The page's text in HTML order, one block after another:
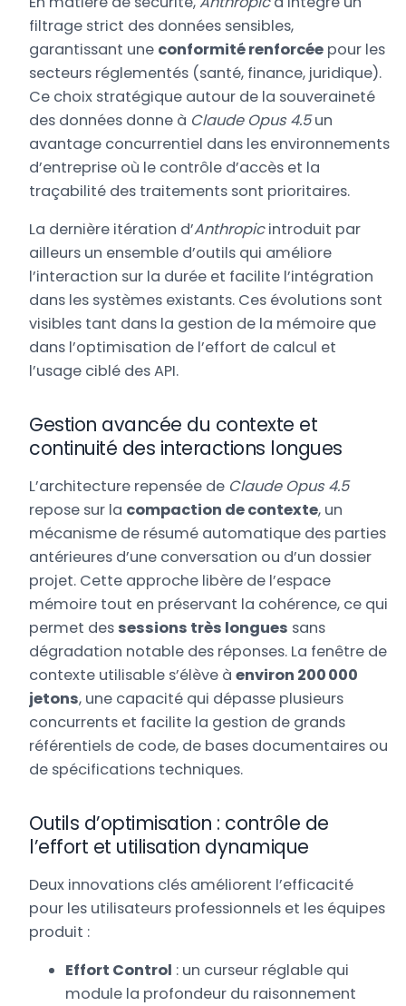
filtrage strict des données sensibles,
garantissant une conformité renforcée pour les
secteurs réglementés (santé, finance, juridique).
Ce choix stratégique autour de la souveraineté
des données donne à Claude Opus 4.5un
avantage concurrentiel dans les environnements
d’entreprise où le contrôle d’accès et la
traçabilité des traitements sont prioritaires.
La dernière itération d’Anthropicintroduit par
ailleurs un ensemble d’outils qui améliore
l’interaction sur la durée et facilite l’intégration
dans les systèmes existants. Ces évolutions sont
visibles tant dans la gestion de la mémoire que
dans l’optimisation de l’effort de calcul et
l’usage ciblé des API.
Gestion avancée du contexte et
continuité des interactions longues
L’architecture repensée de Claude Opus 4.5
repose sur la compaction de contexte, un
mécanisme de résumé automatique des parties
antérieures d’une conversation ou d’un dossier
projet. Cette approche libère de l’espace
mémoire tout en préservant la cohérence, ce qui
permet des sessions très longues sans
dégradation notable des réponses. La fenêtre de
contexte utilisable s’élève àenviron 200 000
jetons, une capacité qui dépasse plusieurs
concurrents et facilite la gestion de grands
référentiels de code, de bases documentaires ou
de spécifications techniques.
Outils d’optimisation : contrôle de
l’effort et utilisation dynamique
Deux innovations clés améliorent l’efficacité
pour les utilisateurs professionnels et les équipes
produit :
Effort Control : un curseur réglable qui
module la profondeur du raisonnement